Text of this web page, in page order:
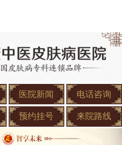
医院新闻 电话咨询
预约挂号 来院路线